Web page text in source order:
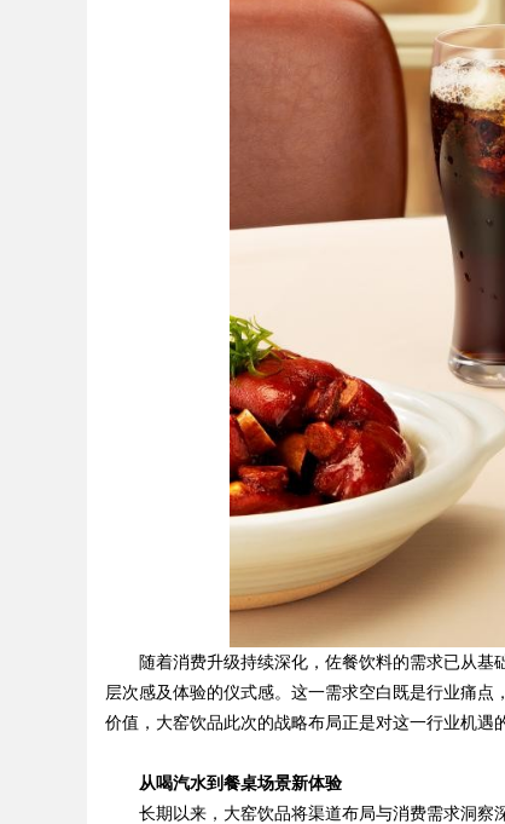
随着消费升级持续深化，佐餐饮料的需求已从
层次感及体验的仪式感。这一需求空白既是行业痛
价值，大窑饮品此次的战略布局正是对这一行业机遇
从 喝汽水到 餐桌场景新体验
长期以来，大窑饮品将渠道布局与消费需求洞察